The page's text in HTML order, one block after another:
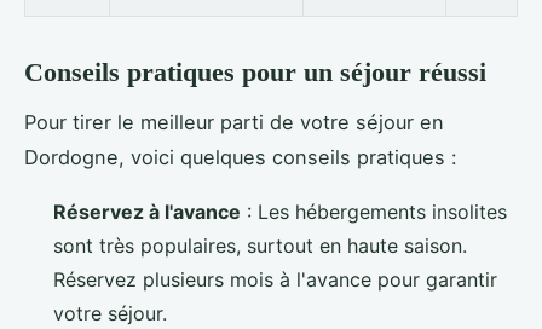
Conseils pratiques pour un séjour réussi
Pour tirer le meilleur parti de votre séjour en
Dordogne, voici quelques conseils pratiques :
Réservez à l'avance : Les hébergements insolites
sont très populaires, surtout en haute saison.
Réservez plusieurs mois à l'avance pour garantir
votre séjour.